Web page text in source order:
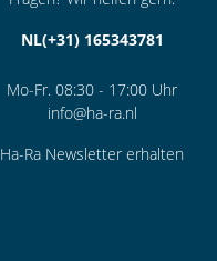
NL(+31) 165343781
Mo-Fr. 08:30 - 17:00 Uhr
info@ha-ra.nl
Ha-Ra Newsletter erhalten